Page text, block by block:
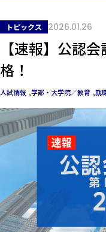
トピックス 2026.01.26
【速報】公認
格！
入試情報 学部・大学院／教育 就